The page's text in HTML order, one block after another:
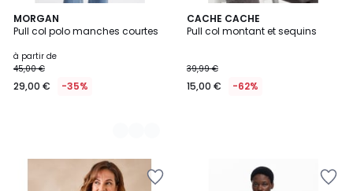
MORGAN
Pull col polo manches courtes
à partir de
45,00 €
29,00 € -35%
4
Couleurs
CACHE CACHE
Pull col montant et sequins
39,99 €
15,00 € -62%